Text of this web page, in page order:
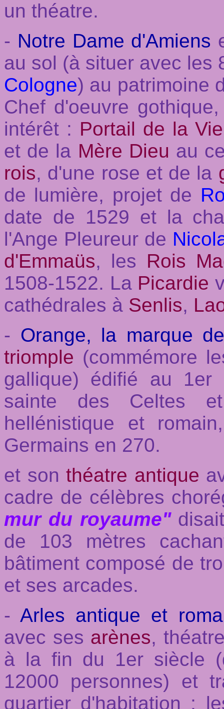
un théatre.
- Notre Dame d'Amiens
au sol (à situer avec les
Cologne) au patrimoine
Chef d'oeuvre
intérêt : Portail de la
et de la Mère Dieu au
rois, d'une rose et de la
de lumière, projet de
date de 1529 et la
l'Ange Pleureur de
d'Emmaüs, les Rois
1508-1522. La Picardie
cathédrales à Senlis,
- Orange, la marque
triomple (commémore
gallique) édifié au
sainte des Celtes
hellénistique et
Germains en 270.
et sonthéatre antique
cadre de célèbres
mur du royaume"
de 103 mètres
bâtiment composé de
et ses arcades.
-Arles antique et
avec ses arènes,
à la fin du 1er siècle
12000 personnes) et
quartier d'habitation ;